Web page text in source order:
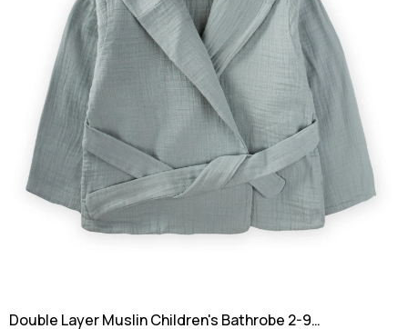
Double Layer Muslin Children's Bathrobe 2-9